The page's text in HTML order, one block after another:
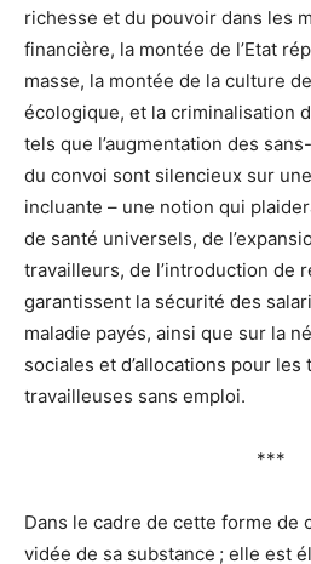
richesse et du pouvoir dans les
financière, la montée de l’Etat
masse, la montée de la culture
écologique, et la criminalisation
tels que l’augmentation des
du convoi sont silencieux sur
incluante – une notion qui
de santé universels, de
travailleurs, de l’introduction de
garantissent la sécurité des
maladie payés, ainsi que sur la
sociales et d’allocations pour
travailleuses sans emploi.
***
Dans le cadre de cette forme de
vidée de sa substance ; elle est